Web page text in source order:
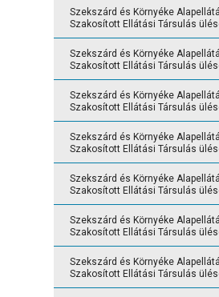
Szekszárd és Környéke
Szakosított Ellátási Társulás
Szekszárd és Környéke
Szakosított Ellátási Társulás
Szekszárd és Környéke
Szakosított Ellátási Társulás
Szekszárd és Környéke
Szakosított Ellátási Társulás
Szekszárd és Környéke
Szakosított Ellátási Társulás
Szekszárd és Környéke
Szakosított Ellátási Társulás
Szekszárd és Környéke
Szakosított Ellátási Társulás